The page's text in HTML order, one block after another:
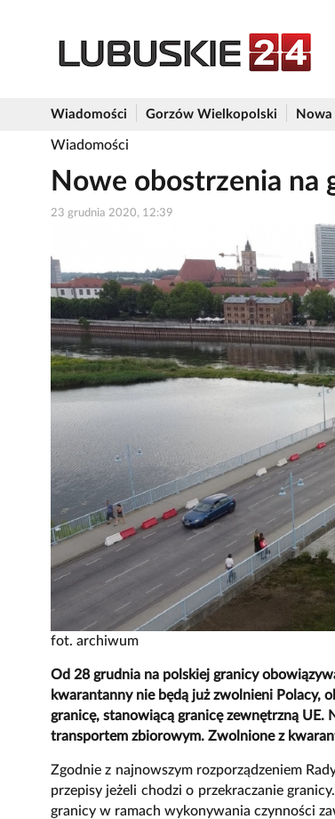
Wiadomości Gorzów Wielkopolski Nowa
Wiadomości
Nowe obostrzenia na
23 grudnia 2020, 12:39
fot. archiwum
Od 28 grudnia na polskiej granicy
kwarantanny nie będą już zwolnieni Polacy,
granicę, stanowiącą granicę zewnętrzną
transportem zbiorowym. Zwolnione z
Zgodnie z najnowszym rozporządzeniem
przepisy jeżeli chodzi o przekraczanie
granicy w ramach wykonywania czynności